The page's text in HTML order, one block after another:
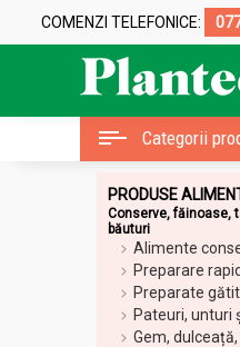
COMENZI TELEFONICE:
Categorii
PRODUSE
Conserve, făinoase,
băuturi
Alimente
Preparare
Preparate
Pateuri, unturi
Gem,